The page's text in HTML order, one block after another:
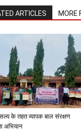
ARTICLES MORE
के तहत व्यापक बाल संरक्षण
अभियान